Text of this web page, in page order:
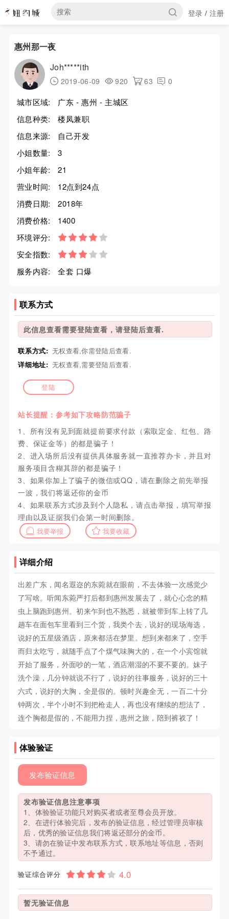
登录 / 注册
惠州那一夜
Joh*****ith
2019-06-09 920 63 0
城市区域:
广东 - 惠州 - 主城区
信息种类:
楼凤兼职
信息来源:
自己开发
小姐数量:
3
小姐年龄:
21
营业时间:
12点到24点
消费日期:
2018年
消费价格:
1400
环境评分:
安全指数:
服务内容:
全套 口爆
联系方式
此信息查看需要登陆查看，请登陆后查看.
联系方式: 无权查看,你需登陆后查看.
详细地址: 无权查看,需要登陆后查看.
登陆
站长提醒：参考如下攻略防范骗子
1、所有没有见到面就提前要求付款（索取定金、红包、路
费、保证金等）的都是骗子！
2、进入场所后没有提供具体服务就一直推荐办卡，并且对
服务项目含糊其辞的都是骗子！
3、如果你加上了骗子的微信或QQ，请在删除之前先举报
一波，我们将返还你的金币
4、如果联系方式涉及到个人隐私，请点击举报，填写举报
理由以及证据我们会第一时间删除。
我要举报 我要收藏
详细介绍
出差广东，闻名遐迩的东菀就在眼前，不去体验一次感觉少
了写啥。听闻东菀严打后都到惠州发展去了，就心心念的精
虫上脑跑到惠州。初来乍到也不熟悉，就被带到车上转了几
趟车在面包车里看到三个货，我类个去，说好的现场海选，
说好的五星级酒店，原来都活在梦里。想到来都来了，空手
而归太吃亏，就随手点了个煤气味胸大的，在一个小宾馆就
开始了服务，外面吵的一笔，酒店潮湿的不要不要的。妹子
洗个澡，几分钟就说不行了，说好的往事服务，说好的三十
六式，说好的大胸，全是假的。顿时兴趣全无，一百二十分
钟两次，半个小时不到把枪走人，再也没有继续的想法了，
连个胸都是假的，不能用力捏，惠州之旅，陪到裤衩了！
体验验证
发布验证信息
发布验证信息注意事项
1、体验验证功能只对购买者或者至尊会员开放。
2、在进行体验完后，发布的验证信息，经过管理员审核
后，优秀的验证信息我们将返还部分的金币。
3、请勿在验证中发布联系方式，联系地址等信息，否则
不予通过。
验证综合评分
暂无验证信息